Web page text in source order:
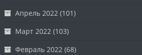
Апрель 2022 (101)
Март 2022 (103)
Февраль 2022 (68)